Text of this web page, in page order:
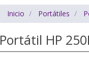
Inicio Portátiles
Portátil HP